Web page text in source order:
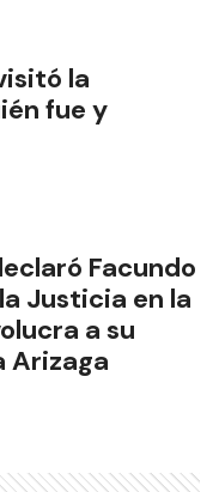
la
fue y
Facundo
Justicia en la
a su
Arizaga